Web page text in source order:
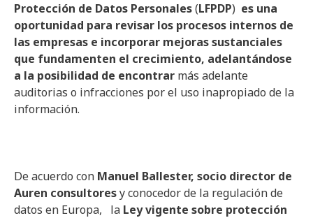
Protección de Datos Personales(LFPDP) es una
oportunidad para revisar los procesos internos de
las empresas e incorporar mejoras sustanciales
que fundamenten el crecimiento, adelantándose
a la posibilidad de encontrar más adelante
auditorias o infracciones por el uso inapropiado de la
información.
De acuerdo con Manuel Ballester, socio director de
Auren consultoresy conocedor de la regulación de
datos en Europa, la Ley vigente sobre protección